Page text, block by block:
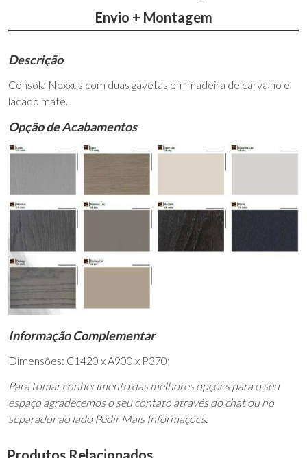
Envio + Montagem
Descrição
Consola Nexxus com duas gavetas em madeira de carvalho e
lacado mate.
Opção de Acabamentos
Informação Complementar
Dimensões: C1420 x A900 x P370;
Para tomar conhecimento das melhores opções para o seu
espaço agradecemos o seu contato através do chat ou no
separador ao lado Pedir Mais Informações.
Produtos Relacionados